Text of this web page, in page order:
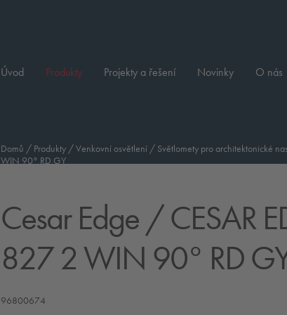
Úvod Produkty Projekty a řešení Novinky O nás
Domů / Produkty /Venkovní osvětlení / Světlomety pro architektonické
WIN 90° RD GY
Cesar Edge / CESAR
827 2 WIN 90° RD
96800674